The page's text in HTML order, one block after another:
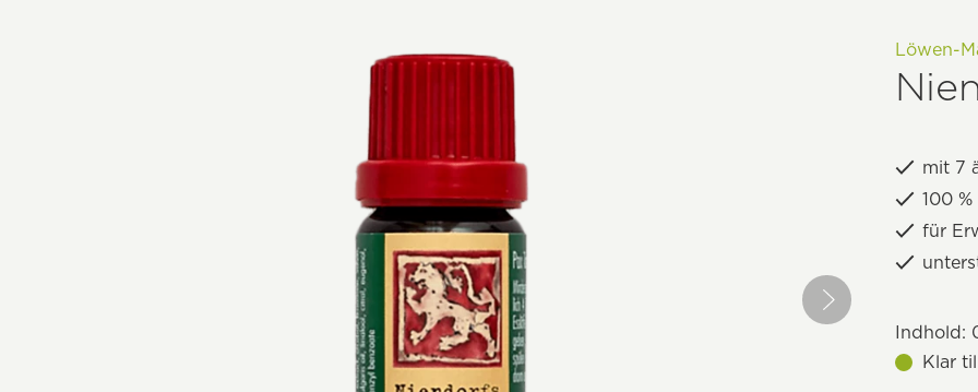
Löwen-
mit 7
100
für
Indhold:
Klar